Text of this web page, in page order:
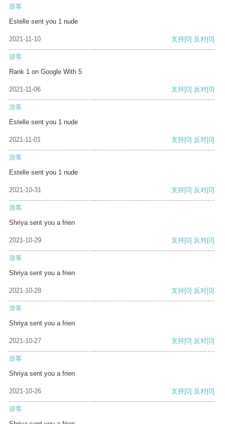
游客
Estelle sent you 1 nude
2021-11-10 支持[0] 反对[0]
游客
Rank 1 on Google With 5
2021-11-06 支持[0] 反对[0]
游客
Estelle sent you 1 nude
2021-11-01 支持[0] 反对[0]
游客
Estelle sent you 1 nude
2021-10-31 支持[0] 反对[0]
游客
Shriya sent you a frien
2021-10-29 支持[0] 反对[0]
游客
Shriya sent you a frien
2021-10-28 支持[0] 反对[0]
游客
Shriya sent you a frien
2021-10-27 支持[0] 反对[0]
游客
Shriya sent you a frien
2021-10-26 支持[0] 反对[0]
游客